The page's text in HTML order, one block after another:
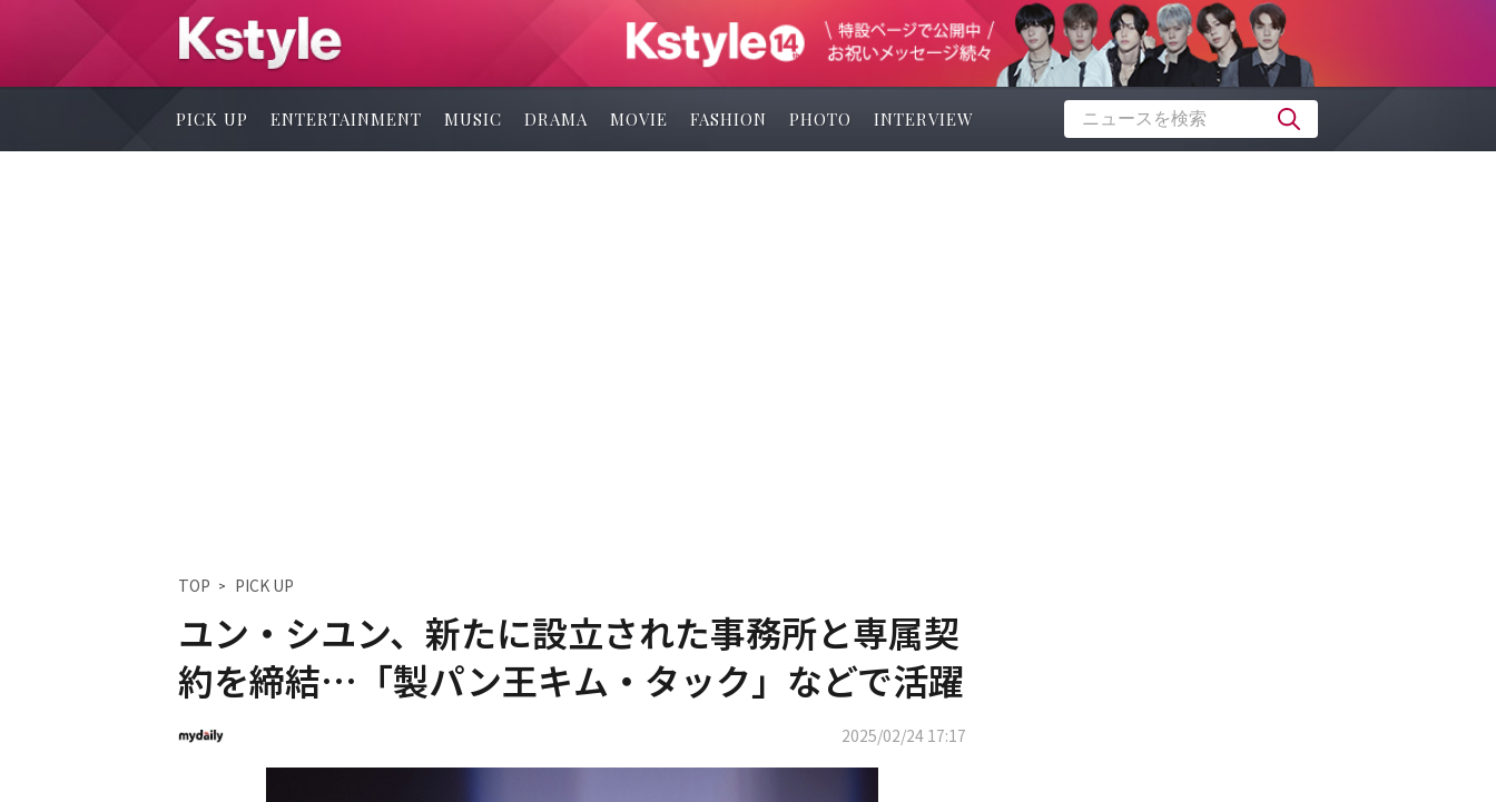
PICK UP ENTERTAINMENT MUSIC DRAMA MOVIE FASHION PHOTO INTERVIEW
TOP PICK UP
ユン・シユン、新たに設立された事務所と専属契
約を締結…「製パン王キム・タック」などで活躍
2025/02/24 17:17